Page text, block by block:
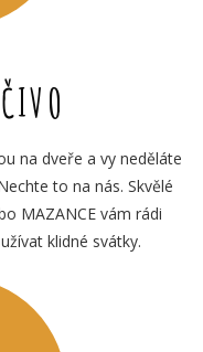
na dveře a vy neděláte
to na nás. Skvělé
MAZANCE vám rádi
klidné svátky.